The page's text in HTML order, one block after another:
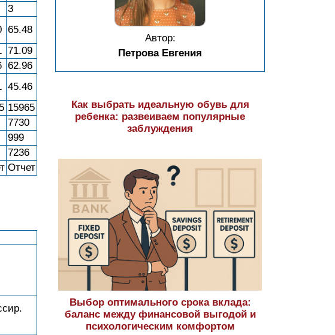
3
65.48
71.09
62.96
45.46
15965
7730
999
7236
Отчет
Автор:
Петрова Евгения
Как выбрать идеальную обувь для
ребенка: развеиваем популярные
заблуждения
Выбор оптимального срока вклада:
баланс между финансовой выгодой и
психологическим комфортом